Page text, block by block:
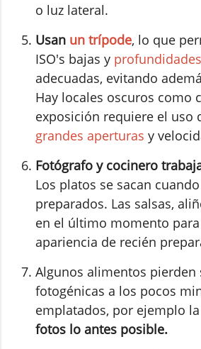
o luz lateral.
Usan un trípode, lo que
ISO's bajas y
adecuadas, evitando
Hay locales oscuros como
exposición requiere el uso
grandes aperturas y
Fotógrafo y cocinero
Los platos se sacan
preparados. Las salsas,
en el último momento
apariencia de recién
Algunos alimentos pierden
fotogénicas a los pocos
emplatados, por ejemplo
fotos lo antes posible.